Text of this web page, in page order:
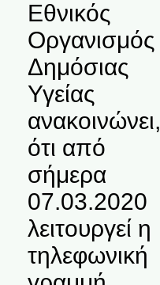
Εθνικός
Οργανισμός
Δημόσιας
Υγείας
ανακοινώνει,
ότι από
σήμερα
07.03.2020
λειτουργεί η
τηλεφωνική